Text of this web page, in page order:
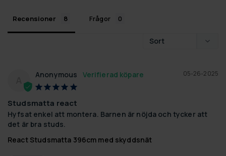
Recensioner Frågor
05-26-2025
Anonymous
Studsmatta react
Hyfsat enkel att montera. Barnen är nöjda och tycker att
det är bra studs.
React Studsmatta 396cm med skyddsnät